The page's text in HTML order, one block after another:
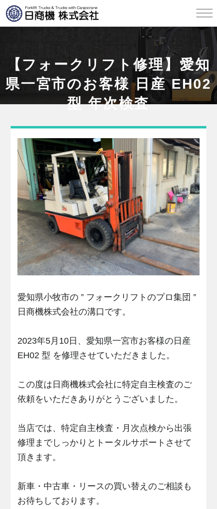
【フォークリフト修理】愛知
県一宮市のお客様 日産 EH02
型 年次検査
愛知県小牧市の ” フォークリフトのプロ集団 ”
日商機株式会社の溝口です。
2023年5月10日、愛知県一宮市お客様の日産
EH02 型 を修理させていただきました。
この度は日商機株式会社に特定自主検査のご
依頼をいただきありがとうございました。
当店では、特定自主検査・月次点検から出張
修理までしっかりとトータルサポートさせて
頂きます。
新車・中古車・リースの買い替えのご相談も
お待ちしております。